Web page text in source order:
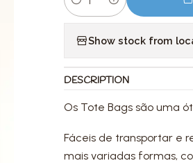
Quantity
Show stock from
DESCRIPTION
Os Tote Bags são uma
Fáceis de transportar e
mais variadas formas,